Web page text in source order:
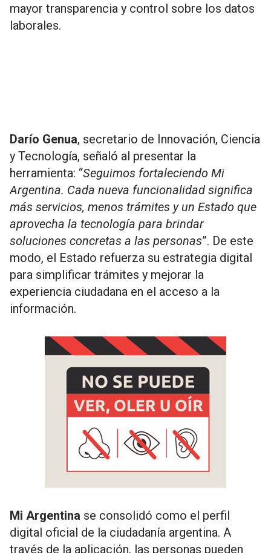
mayor transparencia y control sobre los datos
laborales.
Darío Genua, secretario de Innovación, Ciencia
y Tecnología, señaló al presentar la
herramienta: “Seguimos fortaleciendo Mi
Argentina. Cada nueva funcionalidad significa
más servicios, menos trámites y un Estado que
aprovecha la tecnología para brindar
soluciones concretas a las personas”. De este
modo, el Estado refuerza su estrategia digital
para simplificar trámites y mejorar la
experiencia ciudadana en el acceso a la
información.
Mi Argentina se consolidó como el perfil
digital oficial de la ciudadanía argentina. A
través de la aplicación, las personas pueden